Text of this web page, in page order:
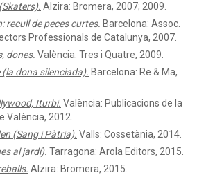
Alzira: Bromera, 2007; 2009.
recull de peces curtes. Barcelona: Assoc.
Professionals de Catalunya, 2007.
dones. València: Tres i Quatre, 2009.
(la dona silenciada). Barcelona: Re & Ma,
Iturbi. València: Publicacions de la
València, 2012.
(Sang i Pàtria). Valls: Cossetània, 2014.
al jardí). Tarragona: Arola Editors, 2015.
Alzira: Bromera, 2015.